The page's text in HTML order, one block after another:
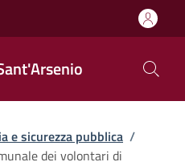
e sicurezza pubblica /
dei volontari di